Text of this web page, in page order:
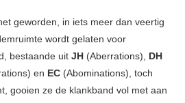
geworden, in iets meer dan veertig
wordt gelaten voor
bestaande uit JH (Aberrations), DH
en EC (Abominations), toch
gooien ze de klankband vol met aan